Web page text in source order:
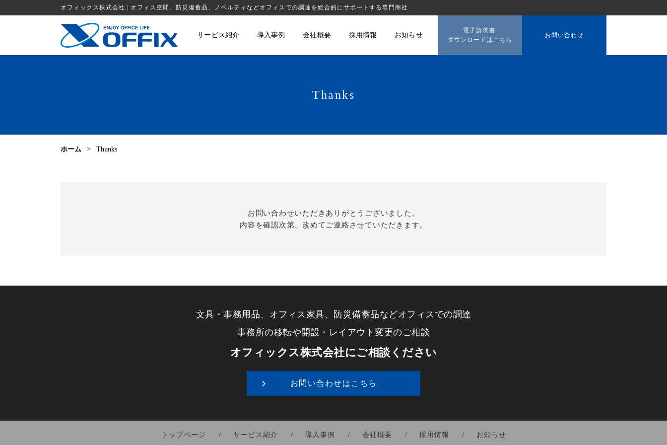
オフィックス株式会社 | オフィス空間、防災備蓄品、ノベルティなどオフィスでの調達を総合的にサポートする専門商社
サービス紹介 導入事例 会社概要 採用情報 お知らせ
電子請求書
ダウンロードはこちら
お問い合わせ
Thanks
ホーム Thanks
お問い合わせいただきありがとうございました。
内容を確認次第、改めてご連絡させていただきます。
文具・事務用品、オフィス家具、防災備蓄品などオフィスでの調達
事務所の移転や開設・レイアウト変更のご相談
オフィックス株式会社にご相談ください
お問い合わせはこちら
トップページ サービス紹介 導入事例 会社概要 採用情報 お知らせ